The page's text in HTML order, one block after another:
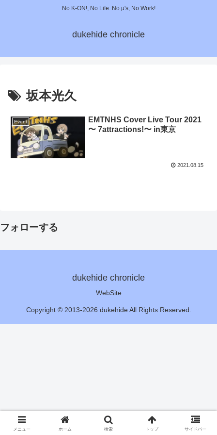
No K-ON!, No Life. No μ's, No Work!
dukehide chronicle
坂本光久
Event
EMTNHS Cover Live Tour 2021
〜 7attractions!〜 in東京
2021.08.15
フォローする
dukehide chronicle
WebSite
Copyright © 2013-2026 dukehide All Rights Reserved.
メニュー ホーム 検索 トップ サイドバー